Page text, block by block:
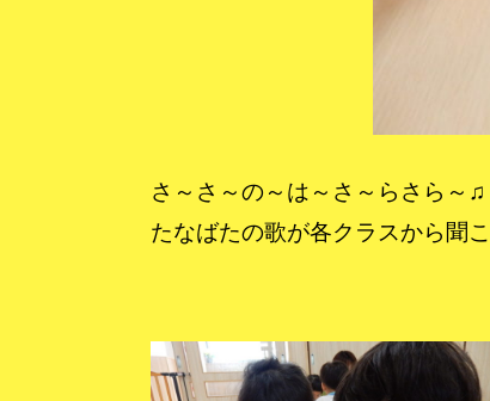
さ～さ～の～は～さ～らさら～♫
たなばたの歌が各クラスから聞